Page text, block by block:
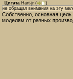
Цитата Hart-jr (
)
не обращал внимания на эту
Собственно, основная
моделям от разных